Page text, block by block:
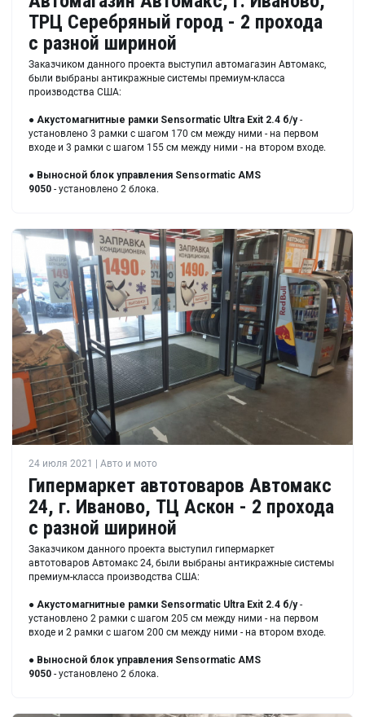
ТРЦ Серебряный город - 2 прохода
с разной шириной
Заказчиком данного проекта выступил автомагазин Автомакс,
были выбраны антикражные системы премиум-класса
производства США:
● Акустомагнитные рамки Sensormatic Ultra Exit 2.4 б/у-
установлено 3 рамки с шагом 170 см между ними - на первом
входе и 3 рамки с шагом 155 см между ними - на втором входе.
● Выносной блок управления Sensormatic AMS
9050 - установлено 2 блока.
24 июля 2021 | Авто и мото
Гипермаркет автотоваров Автомакс
24, г. Иваново, ТЦ Аскон - 2 прохода
с разной шириной
Заказчиком данного проекта выступил гипермаркет
автотоваров Автомакс 24, были выбраны антикражные системы
премиум-класса производства США:
● Акустомагнитные рамки Sensormatic Ultra Exit 2.4 б/у-
установлено 2 рамки с шагом 205 см между ними - на первом
входе и 2 рамки с шагом 200 см между ними - на втором входе.
● Выносной блок управления Sensormatic AMS
9050 - установлено 2 блока.